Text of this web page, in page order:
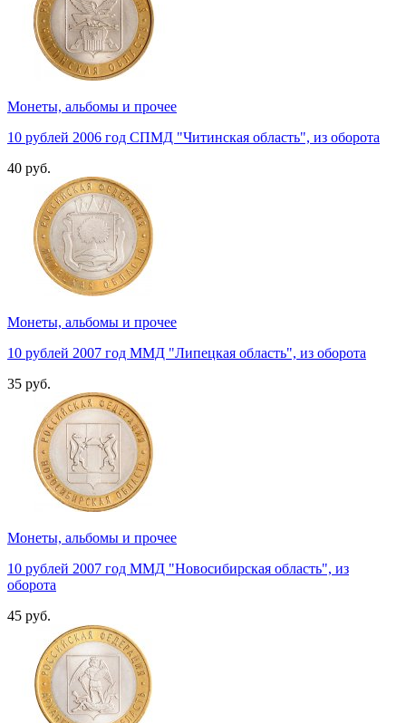
Монеты, альбомы и прочее
10 рублей 2006 год СПМД "Читинская область", из оборота
40 руб.
Монеты, альбомы и прочее
10 рублей 2007 год ММД "Липецкая область", из оборота
35 руб.
Монеты, альбомы и прочее
10 рублей 2007 год ММД "Новосибирская область", из
оборота
45 руб.